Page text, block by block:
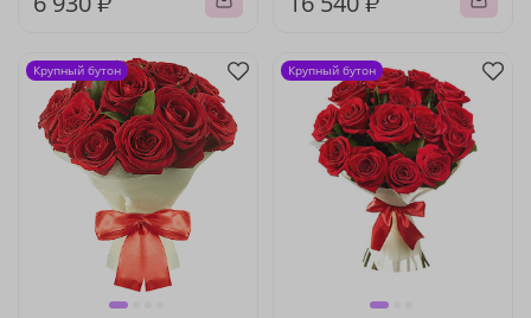
Крупный бутон Крупный бутон